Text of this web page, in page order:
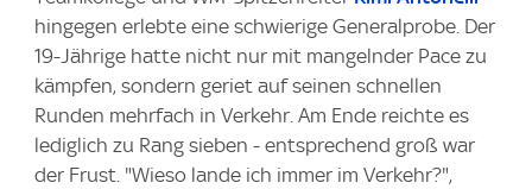
hingegen erlebte eine schwierige Generalprobe. Der
19-Jährige hatte nicht nur mit mangelnder Pace zu
kämpfen, sondern geriet auf seinen schnellen
Runden mehrfach in Verkehr. Am Ende reichte es
lediglich zu Rang sieben - entsprechend groß war
der Frust. "Wieso lande ich immer im Verkehr?",